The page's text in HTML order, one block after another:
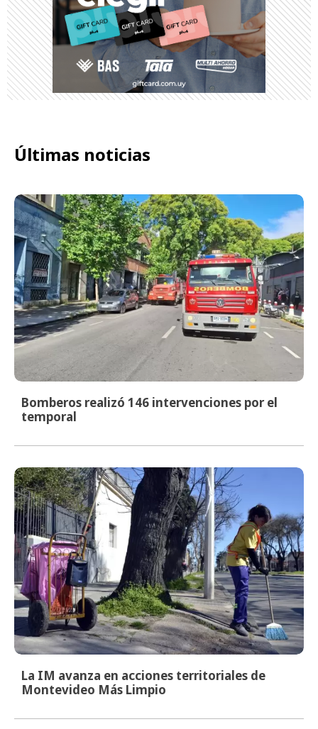
Últimas noticias
Bomberos realizó 146 intervenciones por el
temporal
La IM avanza en acciones territoriales de
Montevideo Más Limpio